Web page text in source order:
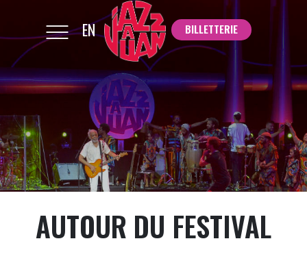
EN BILLETTERIE
AUTOUR DU FESTIVAL
BILLETTERIE